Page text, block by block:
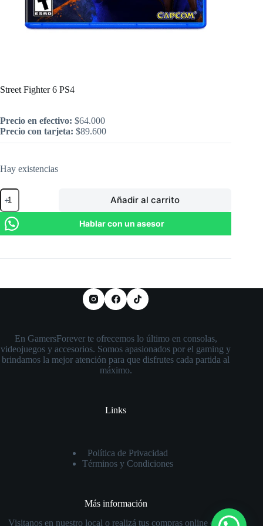
Street Fighter 6 PS4
Precio en efectivo: $64.000
Precio con tarjeta: $89.600
Hay existencias
Street
Fighter
6
PS4
cantidad
Añadir al carrito
Hablar con un asesor
En GamersForever te ofrecemos lo último en consolas,
videojuegos y accesorios. Somos apasionados por el gaming y
brindamos la mejor atención para que disfrutes cada partida al
máximo.
Links
Política de Privacidad
Términos y Condiciones
Más información
Visitanos en nuestro local o realizá tus compras online con